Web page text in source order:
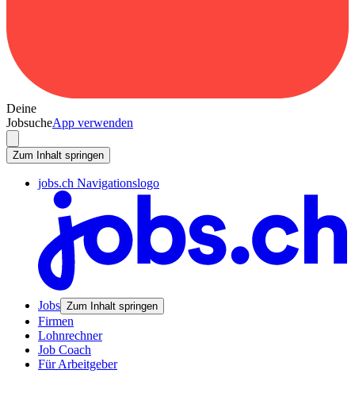
Deine
JobsucheApp verwenden
Zum Inhalt springen
jobs.ch Navigationslogo
Jobs Zum Inhalt springen
Firmen
Lohnrechner
Job Coach
Für Arbeitgeber